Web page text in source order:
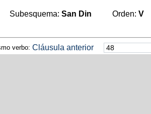
Subesquema: San Din Orden: V
verbo: Cláusula anterior